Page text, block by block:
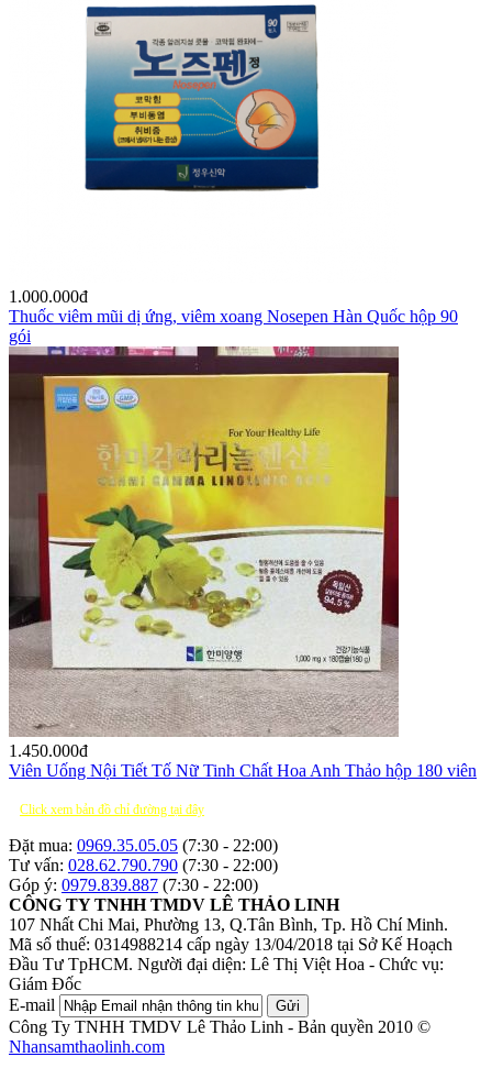
1.000.000đ
Thuốc viêm mũi dị ứng, viêm xoang Nosepen Hàn Quốc hộp 90
gói
1.450.000đ
Viên Uống Nội Tiết Tố Nữ Tinh Chất Hoa Anh Thảo hộp 180 viên
Click xem bản đồ chỉ đường tại đây
Đặt mua: 0969.35.05.05 (7:30 - 22:00)
Tư vấn: 028.62.790.790 (7:30 - 22:00)
Góp ý: 0979.839.887 (7:30 - 22:00)
CÔNG TY TNHH TMDV LÊ THẢO LINH
107 Nhất Chi Mai, Phường 13, Q.Tân Bình, Tp. Hồ Chí Minh.
Mã số thuế: 0314988214 cấp ngày 13/04/2018 tại Sở Kế Hoạch
Đầu Tư TpHCM. Người đại diện: Lê Thị Việt Hoa - Chức vụ:
Giám Đốc
E-mail
Gửi
Công Ty TNHH TMDV Lê Thảo Linh - Bản quyền 2010 ©
Nhansamthaolinh.com